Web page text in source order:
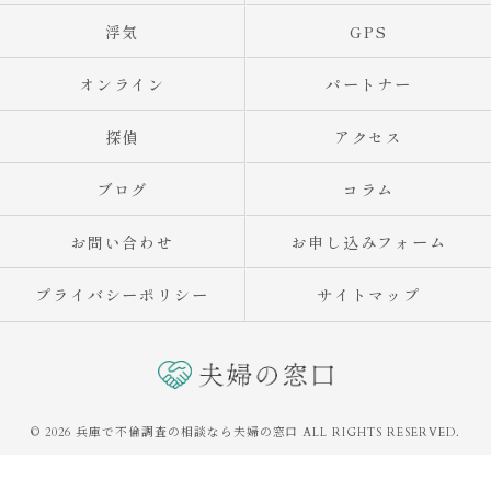
浮気 GPS
オンライン パートナー
探偵 アクセス
ブログ コラム
お問い合わせ お申し込みフォーム
プライバシーポリシー サイトマップ
© 2026 兵庫で不倫調査の相談なら夫婦の窓口 ALL RIGHTS RESERVED.